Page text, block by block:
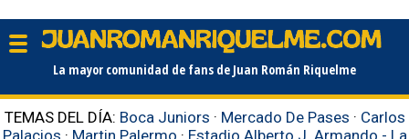
La mayor comunidad de fans de Juan Román Riquelme
TEMAS DEL DÍA: Boca Juniors · Mercado De Pases · Carlos
Palacios · Martin Palermo · Estadio Alberto J. Armando - La